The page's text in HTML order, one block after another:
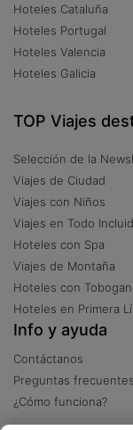
Hoteles Cataluña
Hoteles Portugal
Hoteles Valencia
Hoteles Galicia
TOP Viajes
Selección de la
Viajes de Ciudad
Viajes con Niños
Viajes en Todo
Hoteles con Spa
Viajes de Montaña
Hoteles con
Hoteles en Primera
Info y ayuda
Contáctanos
Preguntas frecuentes
¿Cómo funciona?